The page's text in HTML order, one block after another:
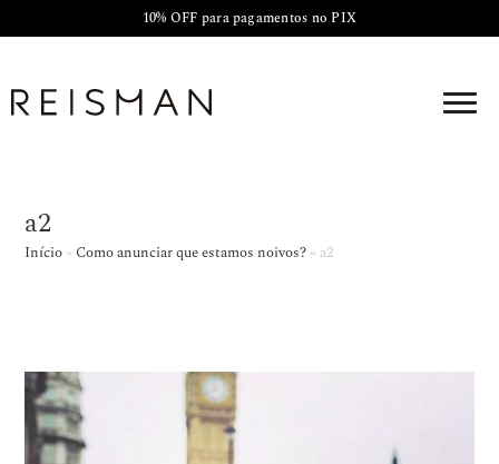
10% OFF para pagamentos no PIX
a2
Início » Como anunciar que estamos noivos? » a2